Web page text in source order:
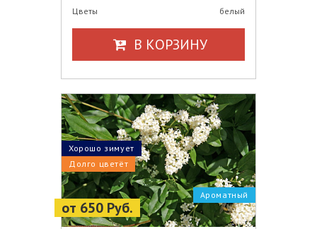
Цветы
белый
В КОРЗИНУ
от 650 Руб.
Ароматный
Долго цветёт
Хорошо зимует